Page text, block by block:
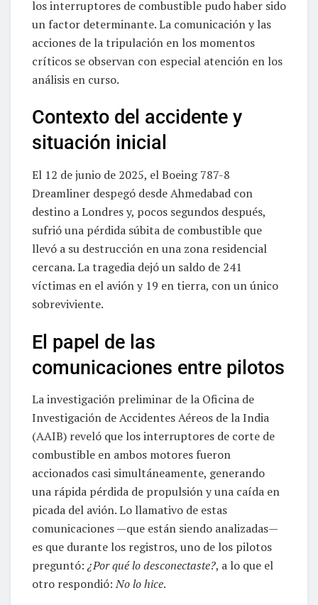
los interruptores de combustible pudo haber sido
un factor determinante. La comunicación y las
acciones de la tripulación en los momentos
críticos se observan con especial atención en los
análisis en curso.
Contexto del accidente y
situación inicial
El 12 de junio de 2025, el Boeing 787-8
Dreamliner despegó desde Ahmedabad con
destino a Londres y, pocos segundos después,
sufrió una pérdida súbita de combustible que
llevó a su destrucción en una zona residencial
cercana. La tragedia dejó un saldo de 241
víctimas en el avión y 19 en tierra, con un único
sobreviviente.
El papel de las
comunicaciones entre pilotos
La investigación preliminar de la Oficina de
Investigación de Accidentes Aéreos de la India
(AAIB) reveló que los interruptores de corte de
combustible en ambos motores fueron
accionados casi simultáneamente, generando
una rápida pérdida de propulsión y una caída en
picada del avión. Lo llamativo de estas
comunicaciones —que están siendo analizadas—
es que durante los registros, uno de los pilotos
preguntó: ¿Por qué lo desconectaste?, a lo que el
otro respondió:No lo hice.